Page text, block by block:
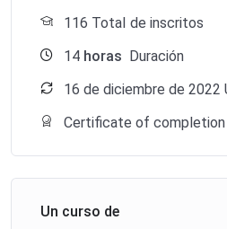
116 TotaI de inscritos
14 horas
Duración
16 de diciembre de 2022
Certificate of completion
Un curso de